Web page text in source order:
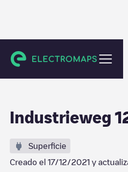
Gent
Industrieweg
Superficie
Creado el 17/12/2021 y